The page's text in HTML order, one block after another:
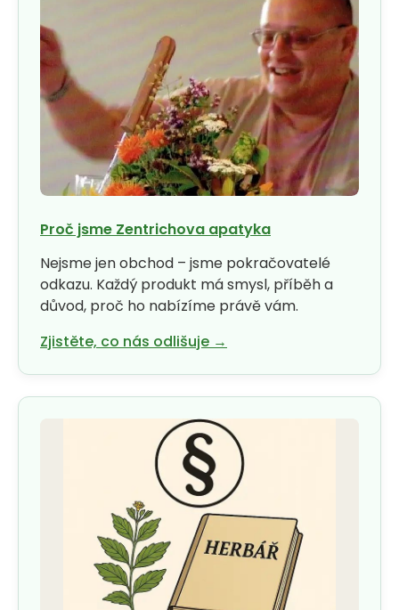
Proč jsme Zentrichova apatyka
Nejsme jen obchod – jsme pokračovatelé
odkazu. Každý produkt má smysl, příběh a
důvod, proč ho nabízíme právě vám.
Zjistěte, co nás odlišuje →